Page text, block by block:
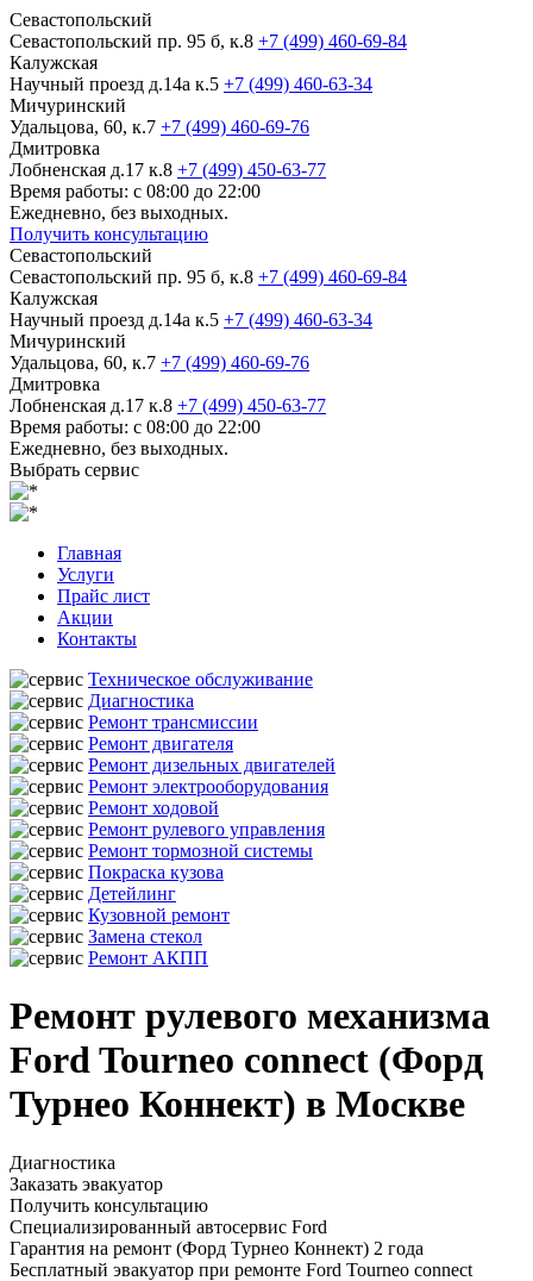
Севастопольский
Севастопольский пр. 95 б, к.8 +7 (499) 460-69-84
Калужская
Научный проезд д.14а к.5 +7 (499) 460-63-34
Мичуринский
Удальцова, 60, к.7 +7 (499) 460-69-76
Дмитровка
Лобненская д.17 к.8 +7 (499) 450-63-77
Время работы: с 08:00 до 22:00
Ежедневно, без выходных.
Получить консультацию
Севастопольский
Севастопольский пр. 95 б, к.8 +7 (499) 460-69-84
Калужская
Научный проезд д.14а к.5 +7 (499) 460-63-34
Мичуринский
Удальцова, 60, к.7 +7 (499) 460-69-76
Дмитровка
Лобненская д.17 к.8 +7 (499) 450-63-77
Время работы: с 08:00 до 22:00
Ежедневно, без выходных.
Выбрать сервис
Главная
Услуги
Прайс лист
Акции
Контакты
Техническое обслуживание
Диагностика
Ремонт трансмиссии
Ремонт двигателя
Ремонт дизельных двигателей
Ремонт электрооборудования
Ремонт ходовой
Ремонт рулевого управления
Ремонт тормозной системы
Покраска кузова
Детейлинг
Кузовной ремонт
Замена стекол
Ремонт АКПП
Ремонт рулевого механизма
Ford Tourneo connect (Форд
Турнео Коннект) в Москве
Диагностика
Заказать эвакуатор
Получить консультацию
Специализированный автосервис Ford
Гарантия на ремонт (Форд Турнео Коннект) 2 года
Бесплатный эвакуатор при ремонте Ford Tourneo connect